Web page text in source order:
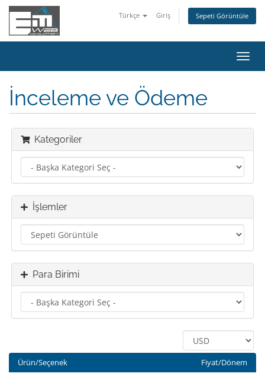
Türkçe Giriş Sepeti Görüntüle
İnceleme ve Ödeme
Kategoriler
İşlemler
Para Birimi
Ürün/Seçenek Fiyat/Dönem